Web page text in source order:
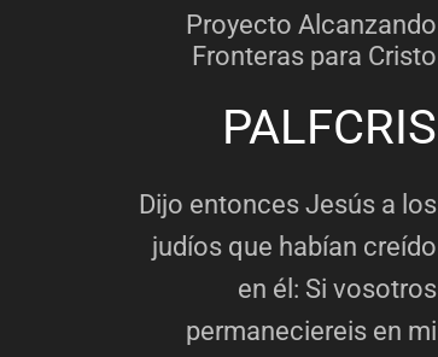
Proyecto Alcanzando
Fronteras para Cristo
PALFCRIS
Dijo entonces Jesús a los
judíos que habían creído
en él: Si vosotros
permaneciereis en mi